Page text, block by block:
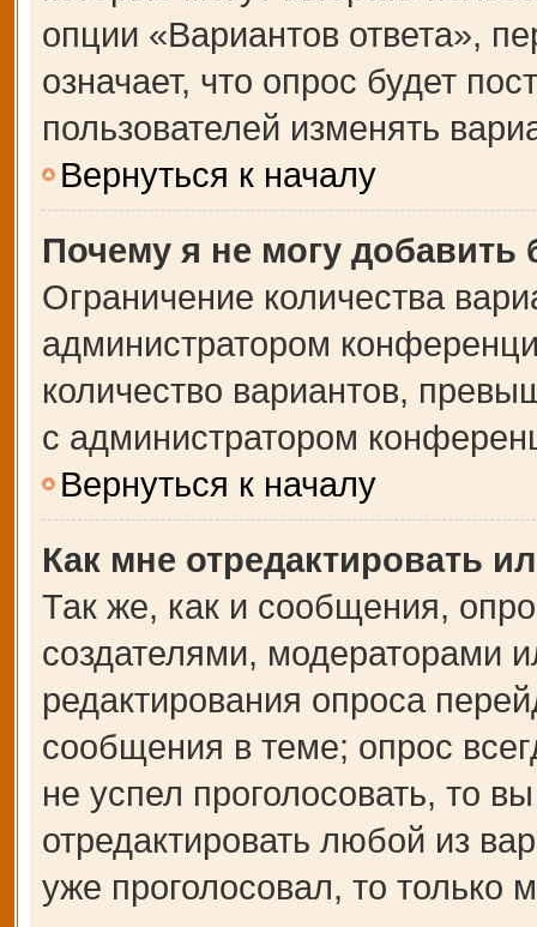
опции «Вариантов ответа»,
означает, что опрос будет
пользователей изменять
Вернуться к началу
Почему я не могу добавить
Ограничение количества
администратором
количество вариантов,
с администратором
Вернуться к началу
Как мне отредактировать
Так же, как и сообщения,
создателями, модераторами
редактирования опроса
сообщения в теме; опрос
не успел проголосовать, то
отредактировать любой из
уже проголосовал, то только